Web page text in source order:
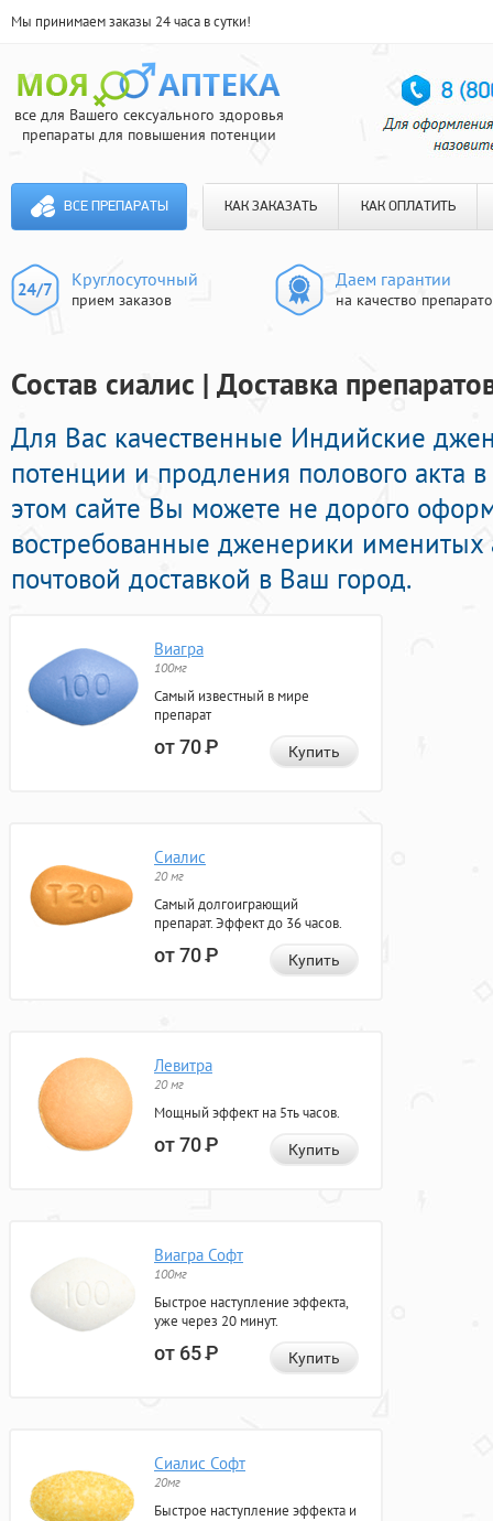
Мы принимаем заказы 24 часа в сутки!
все для Вашего сексуального здоровья
препараты для повышения потенции
ВСЕ ПРЕПАРАТЫ КАК ЗАКАЗАТЬ КАК ОПЛАТИТЬ
Круглосуточный
прием заказов
Даем гарантии
на качество
Состав сиалис | Доставка
Для Вас качественные Индийские
потенции и продления полового акта
этом сайте Вы можете не дорого
востребованные дженерики именитых
почтовой доставкой в Ваш город.
Виагра
100мг
Самый известный в мире
препарат
от 70Р Купить
Сиалис
20 мг
Самый долгоиграющий
препарат. Эффект до 36 часов.
от 70Р Купить
Левитра
20 мг
Мощный эффект на 5ть часов.
от 70Р Купить
Виагра Софт
100мг
Быстрое наступление эффекта,
уже через 20 минут.
от 65Р Купить
Сиалис Софт
20мг
Быстрое наступление эффекта и